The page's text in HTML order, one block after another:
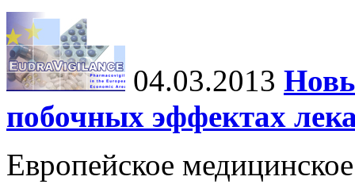
04.03.2013
побочных эффектах
Европейское